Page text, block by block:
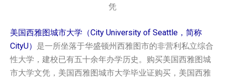
凭
美国西雅图城市大学（City University of Seattle，简称
CityU） 是一所坐落于华盛顿州西雅图市的非营利私立综合
性大学，建校已有五十余年办学历史。购买美国‌‌‌‌‌西雅图城
市大学‌‌‌‌‌‌‌‌‌‌‌‌‌‌‌‌‌‌‌‌‌‌‌‌‌‌‌文凭，美国‌‌‌‌‌西雅图城市大学‌‌‌‌‌‌‌‌‌‌‌‌‌‌‌‌‌‌‌‌‌‌‌‌‌‌‌毕业证购买，美国‌‌‌‌‌西雅